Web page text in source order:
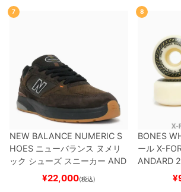
7
NEW BALANCE NUMERIC S
HOES ニューバランス ヌメリ
ック シューズ スニーカー AND
REW REYNOLDS 933
BROWN/BLACK
スケート
¥22,000(税込)
8
BONES
ール X-
ANDARD
ボード ス¥